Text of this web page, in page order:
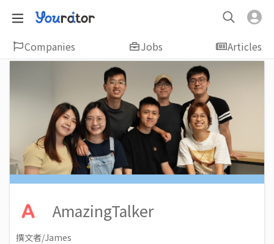
Companies Jobs Articles
AmazingTalker
撰文者/James